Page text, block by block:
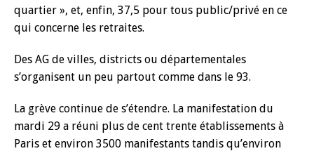
quartier », et, enfin, 37,5 pour tous public/privé en ce
qui concerne les retraites.
Des AG de villes, districts ou départementales
s’organisent un peu partout comme dans le 93.
La grève continue de s’étendre. La manifestation du
mardi 29 a réuni plus de cent trente établissements à
Paris et environ 3500 manifestants tandis qu’environ